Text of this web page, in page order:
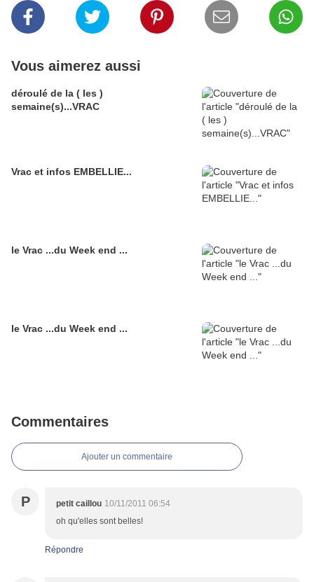
Vous aimerez aussi
déroulé de la ( les )
semaine(s)...VRAC
Vrac et infos EMBELLIE...
le Vrac ...du Week end ...
le Vrac ...du Week end ...
Commentaires
Ajouter un commentaire
P petit caillou 10/11/2011 06:54
oh qu'elles sont belles!
Répondre